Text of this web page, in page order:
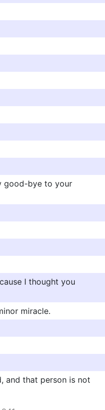
good-bye to your
I thought you
miracle.
and that person is not